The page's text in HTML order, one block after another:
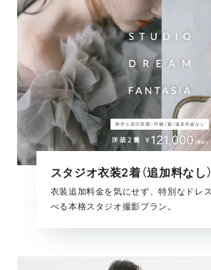
スタジオ衣装2着（追加料なし）
衣装追加料金を気にせず、特別なドレ
べる本格スタジオ撮影プラン。